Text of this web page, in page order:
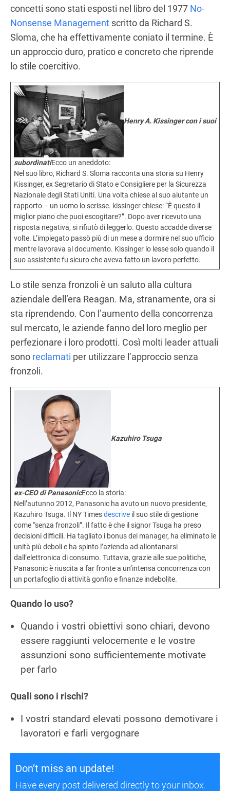
concetti sono stati esposti nel libro del 1977 No-
Nonsense Management scritto da Richard S.
Sloma, che ha effettivamente coniato il termine. È
un approccio duro, pratico e concreto che riprende
lo stile coercitivo.
Henry A. Kissinger con i suoi
subordinatiEcco un aneddoto:
Nel suo libro, Richard S. Sloma racconta una storia su Henry
Kissinger, ex Segretario di Stato e Consigliere per la Sicurezza
Nazionale degli Stati Uniti. Una volta chiese al suo aiutante un
rapporto – un uomo lo scrisse. kissinger chiese: “È questo il
miglior piano che puoi escogitare?”. Dopo aver ricevuto una
risposta negativa, si rifiutò di leggerlo. Questo accadde diverse
volte. L’impiegato passò più di un mese a dormire nel suo ufficio
mentre lavorava al documento. Kissinger lo lesse solo quando il
suo assistente fu sicuro che aveva fatto un lavoro perfetto.
Lo stile senza fronzoli è un saluto alla cultura
aziendale dell’era Reagan. Ma, stranamente, ora si
sta riprendendo. Con l’aumento della concorrenza
sul mercato, le aziende fanno del loro meglio per
perfezionare i loro prodotti. Così molti leader attuali
sono reclamati per utilizzare l’approccio senza
fronzoli.
Kazuhiro Tsuga
ex-CEO di PanasonicEcco la storia:
Nell’autunno 2012, Panasonic ha avuto un nuovo presidente,
Kazuhiro Tsuga. Il NY Timesdescrive il suo stile di gestione
come “senza fronzoli”. Il fatto è che il signor Tsuga ha preso
decisioni difficili. Ha tagliato i bonus dei manager, ha eliminato le
unità più deboli e ha spinto l’azienda ad allontanarsi
dall’elettronica di consumo. Tuttavia, grazie alle sue politiche,
Panasonic è riuscita a far fronte a un’intensa concorrenza con
un portafoglio di attività gonfio e finanze indebolite.
Quando lo uso?
Quando i vostri obiettivi sono chiari, devono
essere raggiunti velocemente e le vostre
assunzioni sono sufficientemente motivate
per farlo
Quali sono i rischi?
I vostri standard elevati possono demotivare i
lavoratori e farli vergognare
Don’t miss an update!
Have every post delivered directly to your inbox.